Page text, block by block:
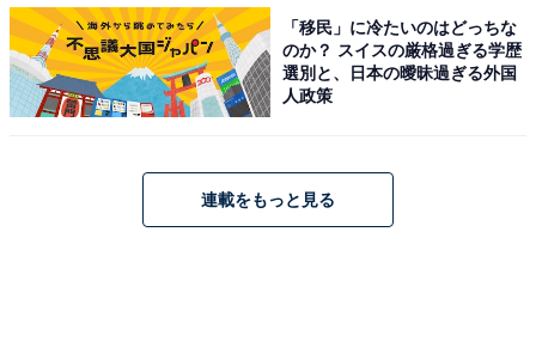
変わったストーリーを称賛する声が多くを占めました。
「移民」に冷たいのはどっちな
のか？ スイスの厳格過ぎる学歴
選別と、日本の曖昧過ぎる外国
人政策
連載をもっと見る